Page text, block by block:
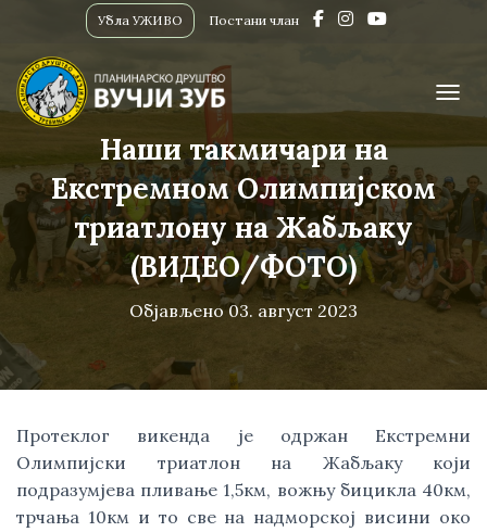
Убла УЖИВО Постани члан
Наши такмичари на
Екстремном Олимпијском
триатлону на Жабљаку
(ВИДЕО/ФОТО)
Објављено03. август 2023
Протеклог викенда је одржан Екстремни
Олимпијски триатлон на Жабљаку који
подразумјева пливање 1,5км, вожњу бицикла 40км,
трчања 10км и то све на надморској висини око